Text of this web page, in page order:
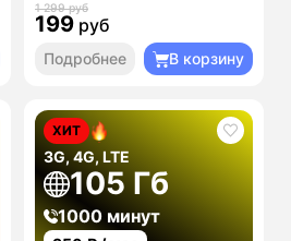
1 299 руб
199 руб
Подробнее В корзину
ХИТ
3G, 4G, LTE
105 Гб
1000 минут